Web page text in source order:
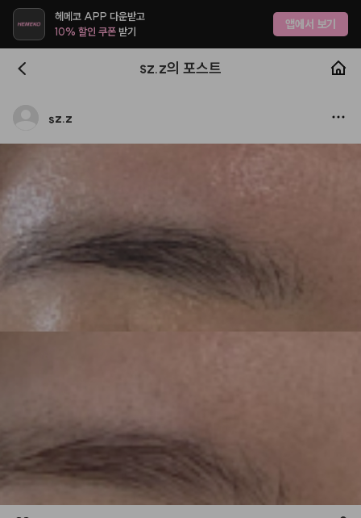
헤메코 APP 다운받고
10% 할인 쿠폰받기 앱에서 보기
sz.z의 포스트
sz.z